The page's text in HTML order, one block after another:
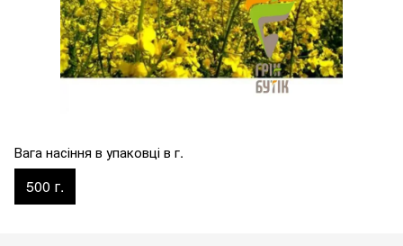
Вага насіння в упаковці в г.
500 г.